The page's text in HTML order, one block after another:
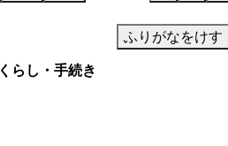
ふりがなをけす
くらし・手続き